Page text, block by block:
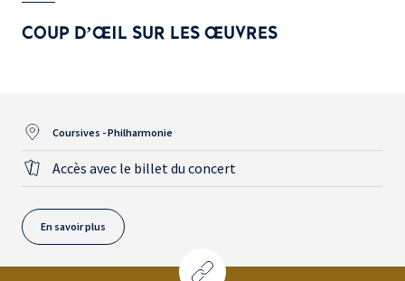
COUP D’ŒIL SUR LES ŒUVRES
Coursives - Philharmonie
Accès avec le billet du concert
En savoir plus